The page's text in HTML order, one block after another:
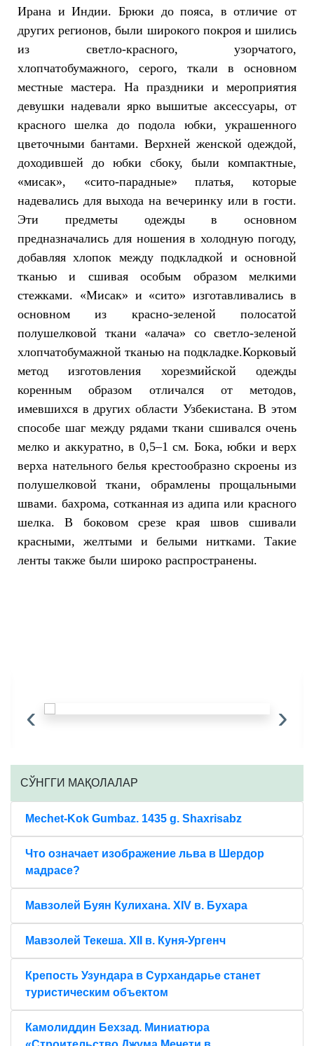
Ирана и Индии. Брюки до пояса, в отличие от
других регионов, были широкого покроя и шились
из светло-красного, узорчатого,
хлопчатобумажного, серого, ткали в основном
местные мастера. На праздники и мероприятия
девушки надевали ярко вышитые аксессуары, от
красного шелка до подола юбки, украшенного
цветочными бантами. Верхней женской одеждой,
доходившей до юбки сбоку, были компактные,
«мисак», «сито-парадные» платья, которые
надевались для выхода на вечеринку или в гости.
Эти предметы одежды в основном
предназначались для ношения в холодную погоду,
добавляя хлопок между подкладкой и основной
тканью и сшивая особым образом мелкими
стежками. «Мисак» и «сито» изготавливались в
основном из красно-зеленой полосатой
полушелковой ткани «алача» со светло-зеленой
хлопчатобумажной тканью на подкладке.Корковый
метод изготовления хорезмийской одежды
коренным образом отличался от методов,
имевшихся в других области Узбекистана. В этом
способе шаг между рядами ткани сшивался очень
мелко и аккуратно, в 0,5–1 см. Бока, юбки и верх
верха нательного белья крестообразно скроены из
полушелковой ткани, обрамлены прощальными
швами. бахрома, сотканная из адипа или красного
шелка. В боковом срезе края швов сшивали
красными, желтыми и белыми нитками. Такие
ленты также были широко распространены.
‹ ›
CЎНГГИ МАҚОЛАЛАР
Mechet-Kok Gumbaz. 1435 g. Shaxrisabz
Что означает изображение льва в Шердор
мадрасе?
Мавзолей Буян Кулихана. XIV в. Бухара
Мавзолей Текеша. XII в. Куня-Ургенч
Крепость Узундара в Сурхандарье станет
туристическим объектом
Камолиддин Бехзад. Миниатюра